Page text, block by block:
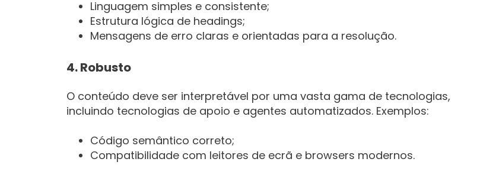
Linguagem simples e consistente;
Estrutura lógica de headings;
Mensagens de erro claras e orientadas para a resolução.
4. Robusto
O conteúdo deve ser interpretável por uma vasta gama de tecnologias,
incluindo tecnologias de apoio e agentes automatizados. Exemplos:
Código semântico correto;
Compatibilidade com leitores de ecrã e browsers modernos.